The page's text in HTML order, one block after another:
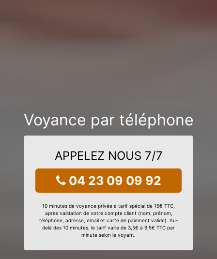
Voyance par téléphone
APPELEZ NOUS 7/7
04 23 09 09 92
10 minutes de voyance privée à tarif spécial de 15€ TTC,
après validation de votre compte client (nom, prénom,
téléphone, adresse, email et carte de paiement valide). Au-
delà des 10 minutes, le tarif varie de 3,5€ à 9,5€ TTC par
minute selon le voyant.